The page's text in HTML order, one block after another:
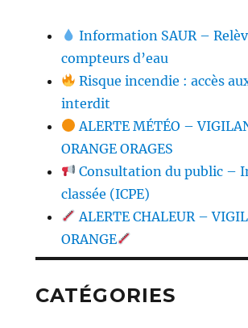
Information SAUR –
compteurs d’eau
Risque incendie : accès
interdit
ALERTE MÉTÉO –
ORANGE ORAGES
Consultation du public –
classée (ICPE)
ALERTE CHALEUR –
ORANGE
CATÉGORIES